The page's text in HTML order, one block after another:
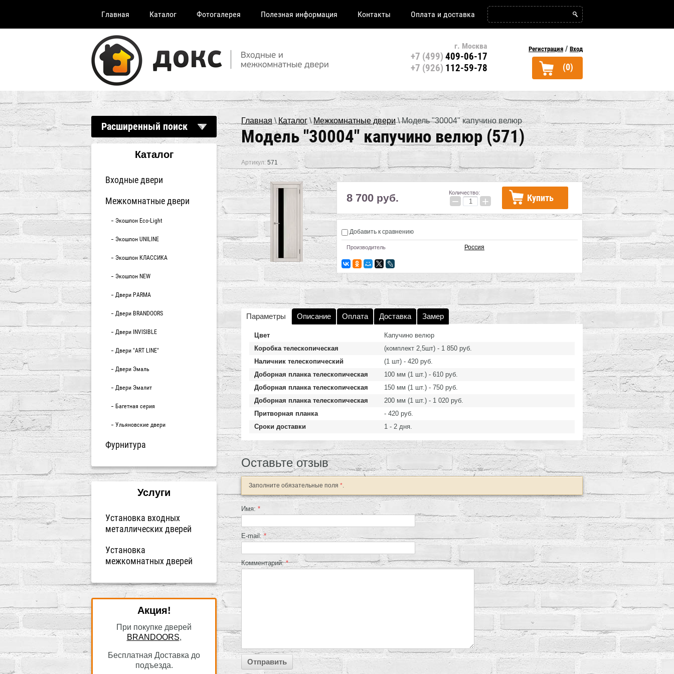
Главная Каталог Фотогалерея Полезная информация Контакты Оплата и доставка
г. Москва
+7 (499) 409-06-17
+7 (926) 112-59-78
Регистрация / Вход
(0)
Расширенный поиск
Каталог
Входные двери
Межкомнатные двери
Экошпон Eco-Light
Экошпон UNILINE
Экошпон КЛАССИКА
Экошпон NEW
Двери PARMA
Двери BRANDOORS
Двери INVISIBLE
Двери "ART LINE"
Двери Эмаль
Двери Эмалит
Багетная серия
Ульяновские двери
Фурнитура
Услуги
Установка входных
металлических дверей
Установка
межкомнатных дверей
Акция!
При покупке дверей
BRANDOORS,
Бесплатная Доставка до
подъезда.
Главная \ Каталог\Межкомнатные двери\ Модель "30004" капучино велюр
Модель "30004" капучино велюр (571)
Артикул: 571
8 700 руб. Количество:
− + Купить
Добавить к сравнению
Производитель Россия
Параметры Описание Оплата Доставка Замер
Цвет
Капучино велюр
Коробка телескопическая
(комплект 2,5шт) - 1 850 руб.
Наличник телескопический
(1 шт) - 420 руб.
Доборная планка телескопическая
100 мм (1 шт.) - 610 руб.
Доборная планка телескопическая
150 мм (1 шт.) - 750 руб.
Доборная планка телескопическая
200 мм (1 шт.) - 1 020 руб.
Притворная планка
- 420 руб.
Сроки доставки
1 - 2 дня.
Оставьте отзыв
Заполните обязательные поля *.
Имя: *
E-mail:*
Комментарий:*